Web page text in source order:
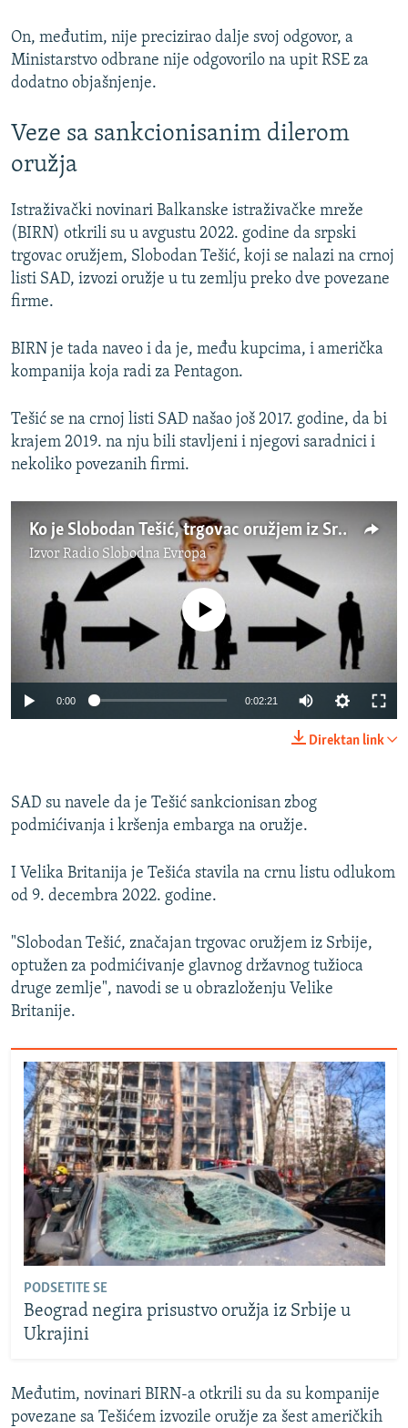
On, međutim, nije precizirao dalje svoj odgovor, a
Ministarstvo odbrane nije odgovorilo na upit RSE za
dodatno objašnjenje.
Veze sa sankcionisanim dilerom
oružja
Istraživački novinari Balkanske istraživačke mreže
(BIRN) otkrili su u avgustu 2022. godine da srpski
trgovac oružjem, Slobodan Tešić, koji se nalazi na crnoj
listi SAD, izvozi oružje u tu zemlju preko dve povezane
firme.
BIRN je tada naveo i da je, među kupcima, i američka
kompanija koja radi za Pentagon.
Tešić se na crnoj listi SAD našao još 2017. godine, da bi
krajem 2019. na nju bili stavljeni i njegovi saradnici i
nekoliko povezanih firmi.
Ko je Slobodan Tešić, trgovac oružjem iz Srbije?
IzvorRadio Slobodna Evropa
No media source currently available
0:00 0:02:21
Direktan link
SAD su navele da je Tešić sankcionisan zbog
podmićivanja i kršenja embarga na oružje.
I Velika Britanija je Tešića stavila na crnu listu odlukom
od 9. decembra 2022. godine.
"Slobodan Tešić, značajan trgovac oružjem iz Srbije,
optužen za podmićivanje glavnog državnog tužioca
druge zemlje", navodi se u obrazloženju Velike
Britanije.
PODSETITE SE
Beograd negira prisustvo oružja iz Srbije u
Ukrajini
Međutim, novinari BIRN-a otkrili su da su kompanije
povezane sa Tešićem izvozile oružje za šest američkih